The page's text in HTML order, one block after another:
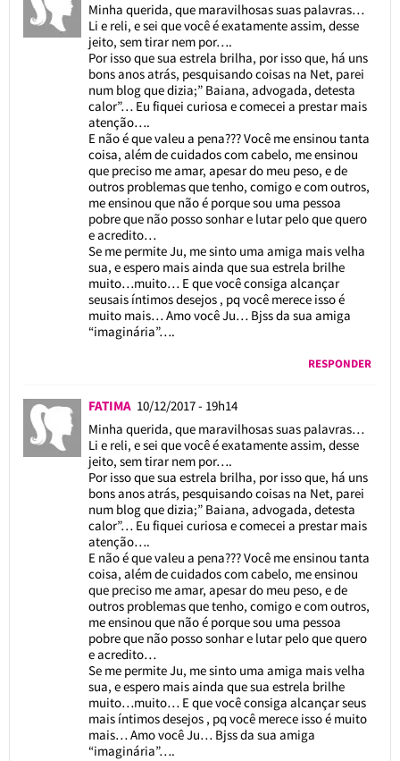
Minha querida, que maravilhosas suas palavras…
Li e reli, e sei que você é exatamente assim, desse
jeito, sem tirar nem por….
Por isso que sua estrela brilha, por isso que, há uns
bons anos atrás, pesquisando coisas na Net, parei
num blog que dizia;” Baiana, advogada, detesta
calor”… Eu fiquei curiosa e comecei a prestar mais
atenção….
E não é que valeu a pena??? Você me ensinou tanta
coisa, além de cuidados com cabelo, me ensinou
que preciso me amar, apesar do meu peso, e de
outros problemas que tenho, comigo e com outros,
me ensinou que não é porque sou uma pessoa
pobre que não posso sonhar e lutar pelo que quero
e acredito…
Se me permite Ju, me sinto uma amiga mais velha
sua, e espero mais ainda que sua estrela brilhe
muito…muito… E que você consiga alcançar
seusais íntimos desejos , pq você merece isso é
muito mais… Amo você Ju… Bjss da sua amiga
“imaginária”….
RESPONDER
FATIMA 10/12/2017 - 19h14
Minha querida, que maravilhosas suas palavras…
Li e reli, e sei que você é exatamente assim, desse
jeito, sem tirar nem por….
Por isso que sua estrela brilha, por isso que, há uns
bons anos atrás, pesquisando coisas na Net, parei
num blog que dizia;” Baiana, advogada, detesta
calor”… Eu fiquei curiosa e comecei a prestar mais
atenção….
E não é que valeu a pena??? Você me ensinou tanta
coisa, além de cuidados com cabelo, me ensinou
que preciso me amar, apesar do meu peso, e de
outros problemas que tenho, comigo e com outros,
me ensinou que não é porque sou uma pessoa
pobre que não posso sonhar e lutar pelo que quero
e acredito…
Se me permite Ju, me sinto uma amiga mais velha
sua, e espero mais ainda que sua estrela brilhe
muito…muito… E que você consiga alcançar seus
mais íntimos desejos , pq você merece isso é muito
mais… Amo você Ju… Bjss da sua amiga
“imaginária”….